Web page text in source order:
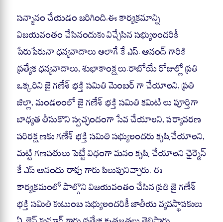
సన్మానం చేయడం జరిగింది.ఈ కార్యక్రమాన్ని
విజయవంతం చేసినందుకు విచ్చేసిన సభ్యులందరికీ
పేరుపేరునా ధన్యవాదాలు అలాగే కే ఎస్. ఆనంద్ గారికి
ప్రత్యేక ధన్యవాదాలు, శుభాకాంక్షలు.రాబోయే రోజుల్లో ప్రతి
ఒక్కరిని జై గణేశ్ భక్తి సమితి మెంబర్ గా చేయాలని, ప్రతి
జిల్లా, మండలంలో జై గణేశ్ భక్తి సమితి కమిటి లు పూర్తిగా
బాధ్యత తీసుకొని స్వచ్ఛందంగా సేవ చేయాలని, పర్యావరణ
పరిరక్షణకు గణేశ్ భక్తి సమితి సభ్యులందరు కృషిచేయాలని,
మట్టి గణపతులు పెట్టే విధంగా మనం కృషి చేయాలని ఛైర్మెన్
కే ఎస్ ఆనందు రావు గారు పిలుపునిచ్చారు. ఈ
కార్యక్రమంలో పాల్గొని విజయవంతం చేసిన ప్రతి జై గణేశ్
భక్తి సమితి కుటుంబ సభ్యులందరికీ జాతీయ వ్యవస్థాపకులు